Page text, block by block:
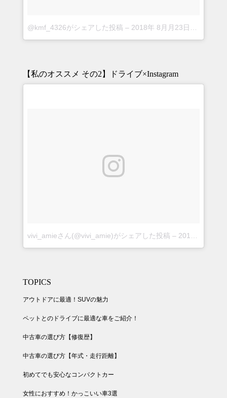
@kmf_4326がシェアした投稿 – 2018年 8月月23日午前5時04分PDT
【私のオススメ その2】ドライブ×Instagram
vivi_amieさん(@vivi_amie)がシェアした投稿 – 2018年 8月月30日午後5時24分PDT
TOPICS
アウトドアに最適！SUVの魅力
ペットとのドライブに最適な車をご紹介！
中古車の選び方【修復歴】
中古車の選び方【年式・走行距離】
初めてでも安心なコンパクトカー
女性におすすめ！かっこいい車3選